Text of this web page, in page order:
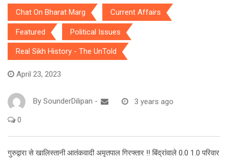
Chat On Bharat Marg Current Affairs
Featured Political Issues
Real Sikh History - The UnTold
April 23, 2023
By SounderDilipan - 3 years ago
0
गुरुद्वारा से खालिस्तानी आतंकवादी अमृतपाल गिरफ्तार !! बिंद्रांवाले 0.0 1.0 परिवार